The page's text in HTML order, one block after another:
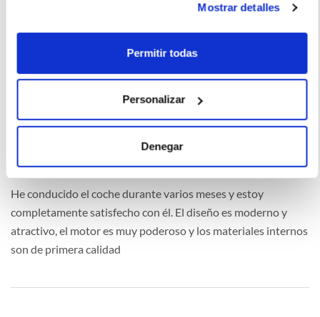
Mostrar detalles
Permitir todas
Personalizar
Denegar
primer día. El vehículo es muy fiable, cómodo, seguro y
eficiente. El diseño es moderno y atractivo. El motor es fuerte
y el consumo de combustible es bajo, lo que me gusta
especialmente. Lo recomiendo totalmente.""""
He conducido el coche durante varios meses y estoy
completamente satisfecho con él. El diseño es moderno y
atractivo, el motor es muy poderoso y los materiales internos
son de primera calidad